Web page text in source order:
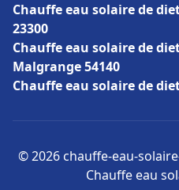
Chauffe eau solaire de
23300
Chauffe eau solaire de
Malgrange 54140
Chauffe eau solaire de
© 2026 chauffe-eau-
Chauffe eau